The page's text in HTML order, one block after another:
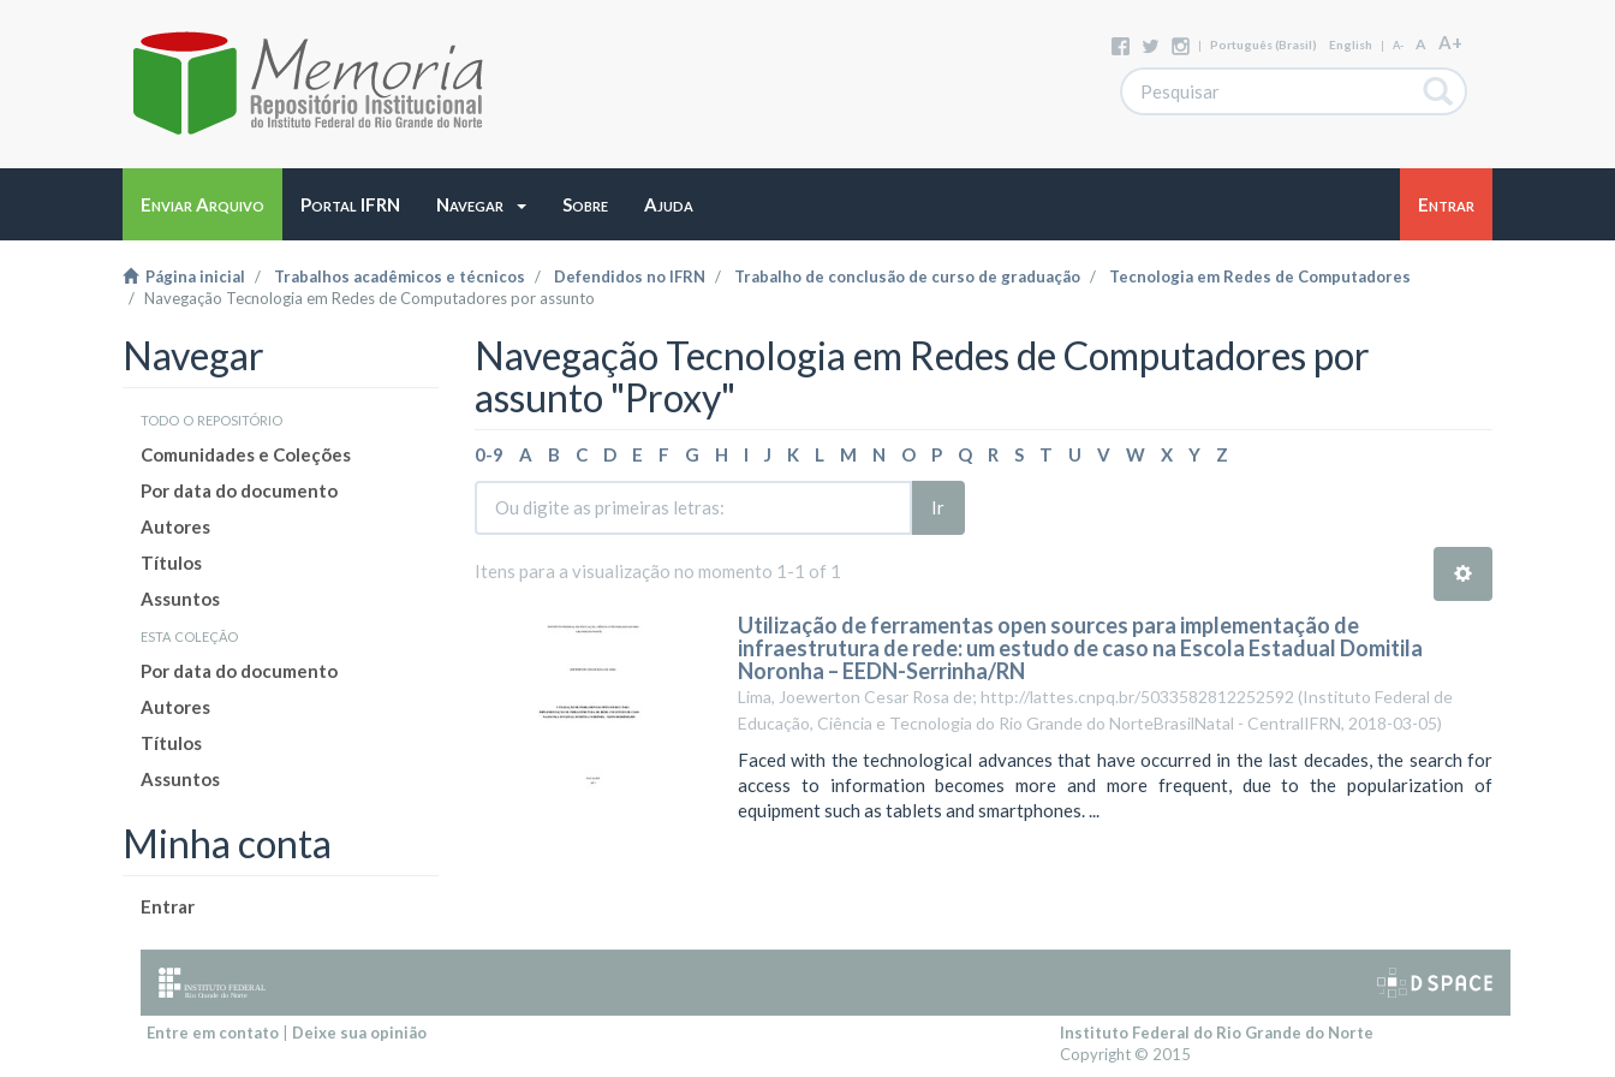
| Português (Brasil) English | A- A A+
Enviar Arquivo Portal IFRN Navegar Sobre Ajuda Entrar
Página inicial Trabalhos acadêmicos e técnicos Defendidos no IFRN Trabalho de conclusão de curso de graduação
Tecnologia em Redes de Computadores
Navegação Tecnologia em Redes de Computadores por assunto
Navegar
todo o repositório
Comunidades e Coleções
Por data do documento
Autores
Títulos
Assuntos
esta coleção
Por data do documento
Autores
Títulos
Assuntos
Minha conta
Entrar
Navegação Tecnologia em Redes de Computadores por
assunto "Proxy"
0-9 A B C D E F G H I J K L M N O P Q R S T U V W X Y Z
Ir
Itens para a visualização no momento 1-1 of 1
Utilização de ferramentas open sources para implementação de
infraestrutura de rede: um estudo de caso na Escola Estadual Domitila
Noronha – EEDN-Serrinha/RN
Lima, Joewerton Cesar Rosa de; http://lattes.cnpq.br/5033582812252592 (Instituto Federal de
Educação, Ciência e Tecnologia do Rio Grande do NorteBrasilNatal - CentralIFRN, 2018-03-05)
Faced with the technological advances that have occurred in the last decades, the search for
access to information becomes more and more frequent, due to the popularization of
equipment such as tablets and smartphones. ...
Entre em contato Deixe sua opinião
Instituto Federal do Rio Grande do Norte
Copyright © 2015